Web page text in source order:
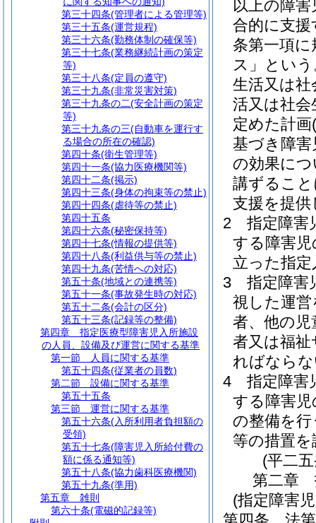
以上の障
合的に支
条第一項
ス」とい
生活又は
活又は社
定めた計画
基づき障
の効果に
講ずるこ
支援を提
2
指定障害
する障害
立った指
3
指定障害
視した運
者、他の
者又は福
ればなら
4
指定障害
する障害
の整備を
等の措置
(平二
第二章
(指定障害
第三十四条(管理者による管理等)
第三十五条(運営規程)
第三十六条(勤務体制の確保等)
第三十七条(業務継続計画の策定
等)
第三十八条(定員の遵守)
第三十九条(非常災害対策)
第三十九条の二(安全計画の策定
等)
第三十九条の三(自動車を運行す
る場合の所在の確認)
第四十条(衛生管理等)
第四十一条(協力医療機関等)
第四十二条(掲示)
第四十三条(身体の拘束等の禁止)
第四十四条(虐待等の禁止)
第四十五条
第四十六条(秘密保持等)
第四十七条(情報の提供等)
第四十八条(利益供与等の禁止)
第四十九条(苦情への対応)
第五十条(地域との連携等)
第五十一条(事故発生時の対応)
第五十二条(会計の区分)
第五十三条(記録等の整備)
第四章
指定医療型障害児入所施設
の人員、設備及び運営に関する基準
第一節
人員に関する基準
第五十四条(従業者の員数)
第二節
設備に関する基準
第五十五条
第三節
運営に関する基準
第五十六条(入所利用者負担額の
受領)
第五十七条(障害児入所給付費の
額に係る通知等)
第五十八条(協力歯科医療機関)
第五十九条(準用)
第五章
雑則
第六十条(電磁的記録等)